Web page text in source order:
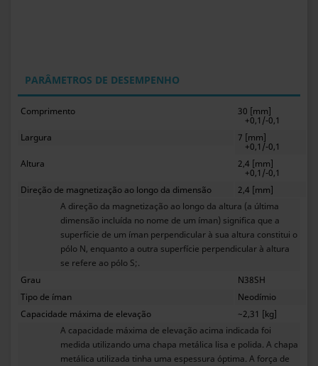
PARÂMETROS DE DESEMPENHO
Comprimento 30 [mm]
+0,1/-0,1
Largura
7 [mm]
+0,1/-0,1
Altura
2,4 [mm]
+0,1/-0,1
Direção de magnetização ao longo da dimensão
2,4 [mm]
A direção da magnetização ao longo da altura (a última
dimensão incluída no nome de um íman) significa que a
superfície de um íman perpendicular à sua altura constitui o
pólo N, enquanto a outra superfície perpendicular à altura
se refere ao pólo S;.
Grau
N38SH
Tipo de íman
Neodímio
Capacidade máxima de elevação
~2,31 [kg]
A capacidade máxima de elevação acima indicada foi
medida utilizando uma chapa metálica lisa e polida. A chapa
metálica utilizada tinha uma espessura óptima. A força de